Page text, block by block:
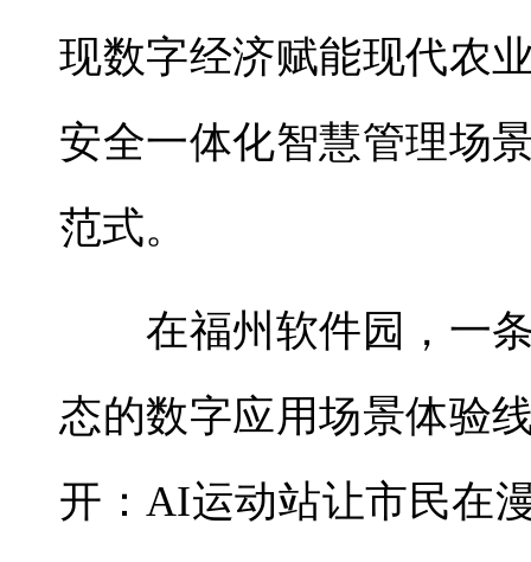
现数字经济赋能现代农
安全一体化智慧管理场
范式。
在福州软件园，一条
态的数字应用场景体验
开：AI运动站让市民在